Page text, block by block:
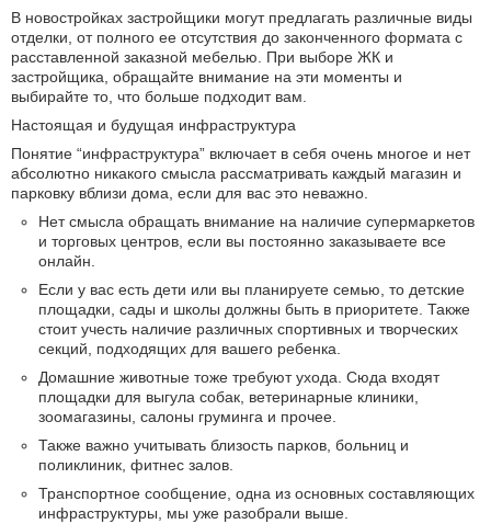
В новостройках застройщики могут предлагать различные виды
отделки, от полного ее отсутствия до законченного формата с
расставленной заказной мебелью. При выборе ЖК и
застройщика, обращайте внимание на эти моменты и
выбирайте то, что больше подходит вам.
Настоящая и будущая инфраструктура
Понятие “инфраструктура” включает в себя очень многое и нет
абсолютно никакого смысла рассматривать каждый магазин и
парковку вблизи дома, если для вас это неважно.
Нет смысла обращать внимание на наличие супермаркетов
и торговых центров, если вы постоянно заказываете все
онлайн.
Если у вас есть дети или вы планируете семью, то детские
площадки, сады и школы должны быть в приоритете. Также
стоит учесть наличие различных спортивных и творческих
секций, подходящих для вашего ребенка.
Домашние животные тоже требуют ухода. Сюда входят
площадки для выгула собак, ветеринарные клиники,
зоомагазины, салоны груминга и прочее.
Также важно учитывать близость парков, больниц и
поликлиник, фитнес залов.
Транспортное сообщение, одна из основных составляющих
инфраструктуры, мы уже разобрали выше.